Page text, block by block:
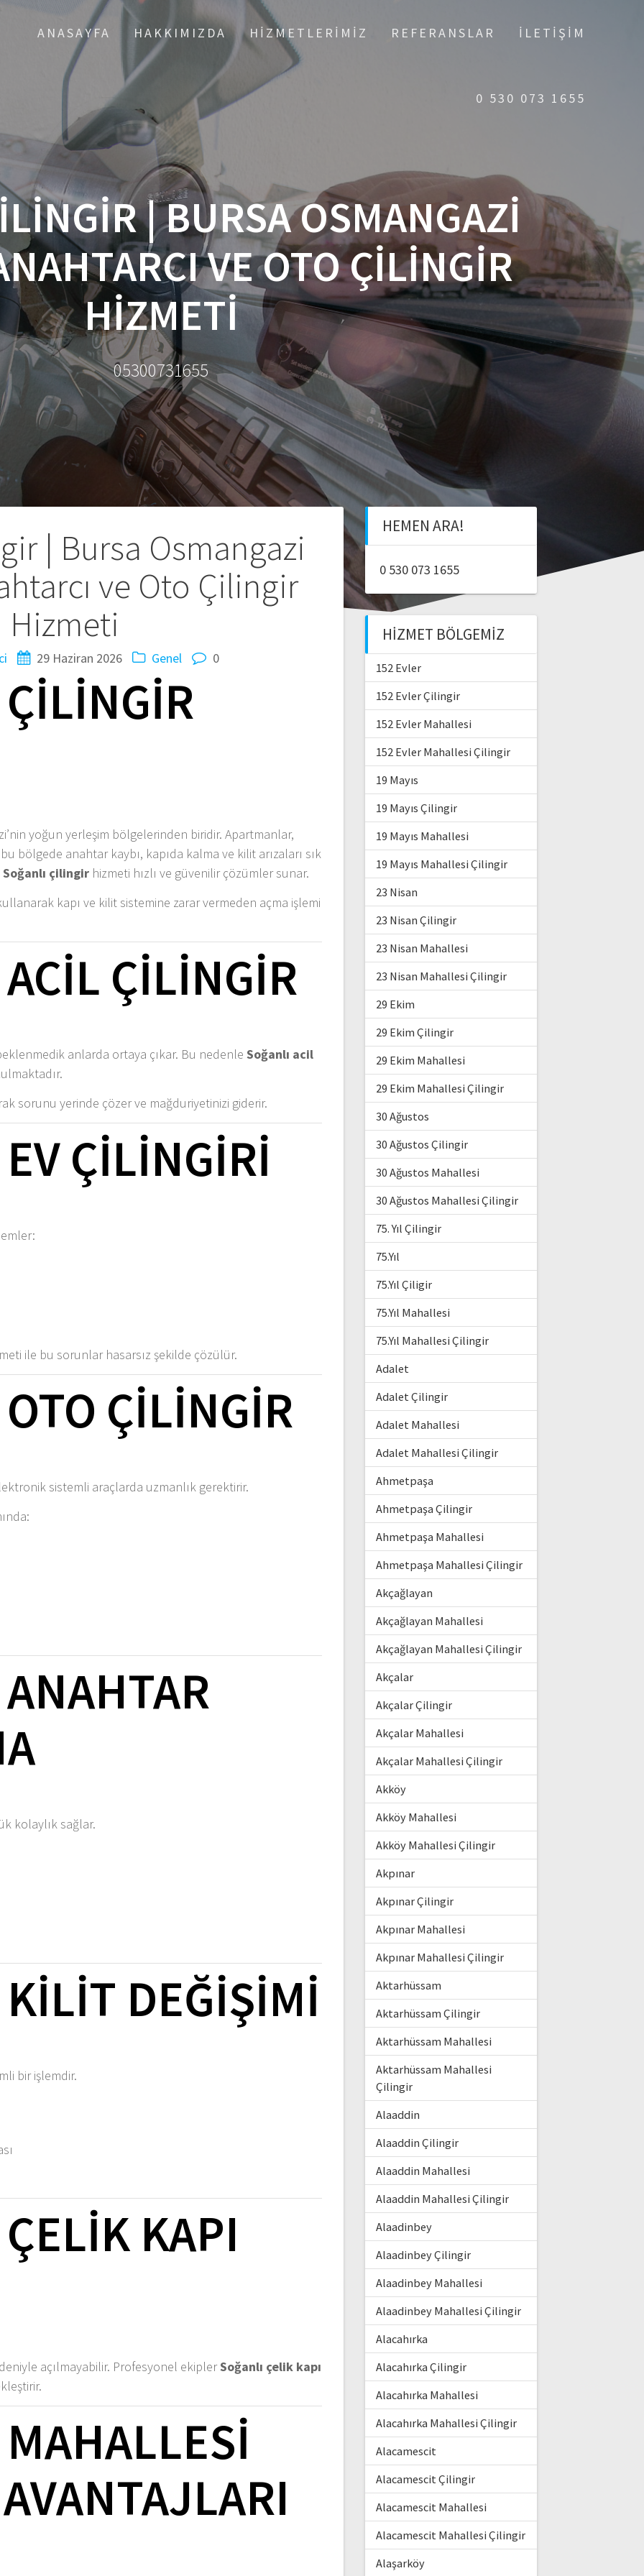
ANASAYFA HAKKIMIZDA HIZMETLERIMIZ REFERANSLAR İLETIŞIM
0 530 073 1655
| BURSA OSMANGAZI
VE OTO ÇILINGIR
HIZMETI
05300731655
| Bursa Osmangazi
ve Oto Çilingir
Hizmeti
29 Haziran 2026 Genel 0
yoğun yerleşim bölgelerinden biridir. Apartmanlar,
bölgede anahtar kaybı, kapıda kalma ve kilit arızaları sık
Soğanlı çilingir hizmeti hızlı ve güvenilir çözümler sunar.
kapı ve kilit sistemine zarar vermeden açma işlemi
ÇILINGIR
anlarda ortaya çıkar. Bu nedenleSoğanlı acil
sorunu yerinde çözer ve mağduriyetinizi giderir.
ÇILINGIRI
ile bu sorunlar hasarsız şekilde çözülür.
ÇILINGIR
sistemli araçlarda uzmanlık gerektirir.
kolaylık sağlar.
DEĞIŞIMI
bir işlemdir.
KAPI
açılmayabilir. Profesyonel ekiplerSoğanlı çelik kapı
HEMEN ARA!
0 530 073 1655
HIZMET BÖLGEMIZ
152 Evler
152 Evler Çilingir
152 Evler Mahallesi
152 Evler Mahallesi Çilingir
19 Mayıs
19 Mayıs Çilingir
19 Mayıs Mahallesi
19 Mayıs Mahallesi Çilingir
23 Nisan
23 Nisan Çilingir
23 Nisan Mahallesi
23 Nisan Mahallesi Çilingir
29 Ekim
29 Ekim Çilingir
29 Ekim Mahallesi
29 Ekim Mahallesi Çilingir
30 Ağustos
30 Ağustos Çilingir
30 Ağustos Mahallesi
30 Ağustos Mahallesi Çilingir
75. Yıl Çilingir
75.Yıl
75.Yıl Çiligir
75.Yıl Mahallesi
75.Yıl Mahallesi Çilingir
Adalet
Adalet Çilingir
Adalet Mahallesi
Adalet Mahallesi Çilingir
Ahmetpaşa
Ahmetpaşa Çilingir
Ahmetpaşa Mahallesi
Ahmetpaşa Mahallesi Çilingir
Akçağlayan
Akçağlayan Mahallesi
Akçağlayan Mahallesi Çilingir
Akçalar
Akçalar Çilingir
Akçalar Mahallesi
Akçalar Mahallesi Çilingir
Akköy
Akköy Mahallesi
Akköy Mahallesi Çilingir
Akpınar
Akpınar Çilingir
Akpınar Mahallesi
Akpınar Mahallesi Çilingir
Aktarhüssam
Aktarhüssam Çilingir
Aktarhüssam Mahallesi
Aktarhüssam Mahallesi
Çilingir
Alaaddin
Alaaddin Çilingir
Alaaddin Mahallesi
Alaaddin Mahallesi Çilingir
Alaadinbey
Alaadinbey Çilingir
Alaadinbey Mahallesi
Alaadinbey Mahallesi Çilingir
Alacahırka
Alacahırka Çilingir
Alacahırka Mahallesi
Alacahırka Mahallesi Çilingir
Alacamescit
Alacamescit Çilingir
Alacamescit Mahallesi
Alacamescit Mahallesi Çilingir
Alaşarköy